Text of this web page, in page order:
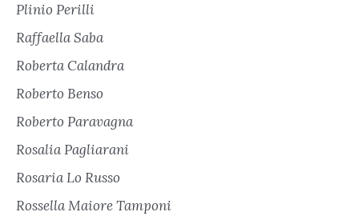
Plinio Perilli
Raffaella Saba
Roberta Calandra
Roberto Benso
Roberto Paravagna
Rosalia Pagliarani
Rosaria Lo Russo
Rossella Maiore Tamponi